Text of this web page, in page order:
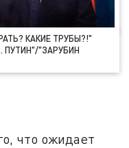
КАКИЕ ТРУБЫ?!"
"ЗАРУБИН
что ожидает